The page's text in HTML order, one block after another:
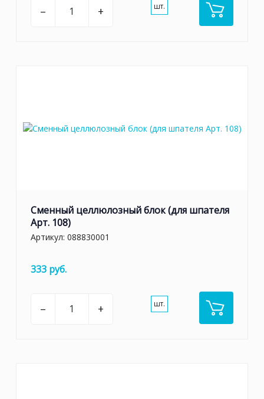
– + шт.
Сменный целлюлозный блок (для шпателя
Арт. 108)
Артикул: 088830001
333 руб.
– + шт.